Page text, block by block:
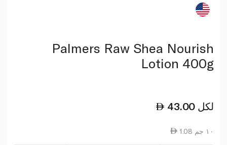
Palmers Raw Shea Nourish
Lotion 400g
43.00 لكل
1.08 ١٠ جم